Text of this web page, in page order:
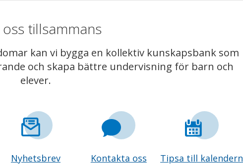
oss tillsammans
kan vi bygga en kollektiv kunskapsbank som
och skapa bättre undervisning för barn och
elever.
Nyhetsbrev Kontakta oss Tipsa till kalendern